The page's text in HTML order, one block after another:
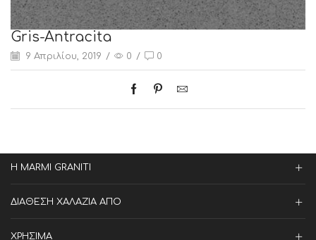
Gris-Antracita
9 Απριλίου, 2019 / 0 / 0
Η MARMI GRANITI
ΔΙΑΘΕΣΗ ΧΑΛΑΖΙΑ ΑΠΟ
ΧΡΗΣΙΜΑ